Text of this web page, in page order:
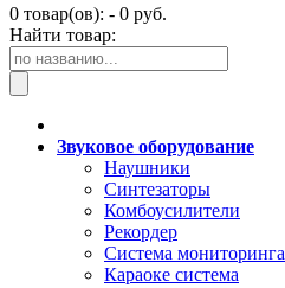
0 товар(ов): - 0 руб.
Найти товар:
Звуковое оборудование
Наушники
Синтезаторы
Комбоусилители
Рекордер
Система мониторинга
Караоке система